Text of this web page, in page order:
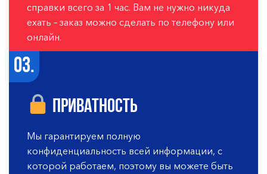
справки всего за 1 час. Вам не нужно никуда
ехать – заказ можно сделать по телефону или
онлайн.
03.
Приватность
Мы гарантируем полную
конфиденциальность всей информации, с
которой работаем, поэтому вы можете быть